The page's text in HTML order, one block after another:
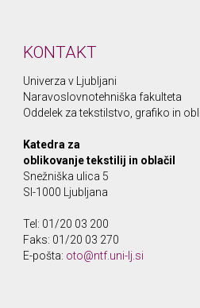
KONTAKT
Univerza v Ljubljani
Naravoslovnotehniška fakulteta
Oddelek za tekstilstvo, grafiko in
Katedra za
oblikovanje tekstilij in oblačil
Snežniška ulica 5
SI-1000 Ljubljana
Tel: 01/20 03 200
Faks: 01/20 03 270
E-pošta: oto@ntf.uni-lj.si